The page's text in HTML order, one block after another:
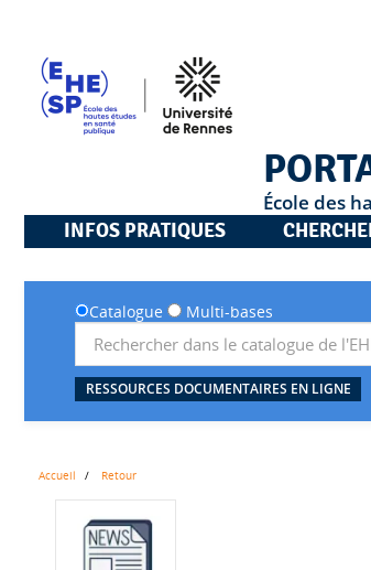
École des
INFOS PRATIQUES
Catalogue Multi-bases
RESSOURCES DOCUMENTAIRES EN LIGNE
Accueil Retour